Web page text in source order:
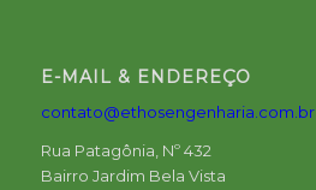
E-MAIL & ENDEREÇO
contato@ethosengenharia.com.br
Rua Patagônia, Nº 432
Bairro Jardim Bela Vista